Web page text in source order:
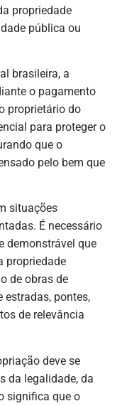
propriedade
pública ou
brasileira, a
o pagamento
proprietário do
para proteger o
que o
pelo bem que
situações
É necessário
demonstrável que
propriedade
de obras de
estradas, pontes,
de relevância
deve se
da legalidade, da
significa que o